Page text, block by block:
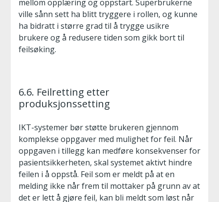
mellom opplæring og oppstart. Superbrukerne
ville sånn sett ha blitt tryggere i rollen, og kunne
ha bidratt i større grad til å trygge usikre
brukere og å redusere tiden som gikk bort til
feilsøking.
6.6. Feilretting etter
produksjonssetting
IKT-systemer bør støtte brukeren gjennom
komplekse oppgaver med mulighet for feil. Når
oppgaven i tillegg kan medføre konsekvenser for
pasientsikkerheten, skal systemet aktivt hindre
feilen i å oppstå. Feil som er meldt på at en
melding ikke når frem til mottaker på grunn av at
det er lett å gjøre feil, kan bli meldt som løst når